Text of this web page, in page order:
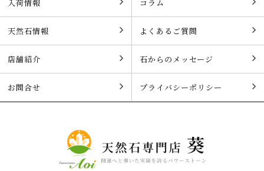
入荷情報 コラム
天然石情報 よくあるご質問
店舗紹介 石からのメッセージ
お問合せ プライバシーポリシー